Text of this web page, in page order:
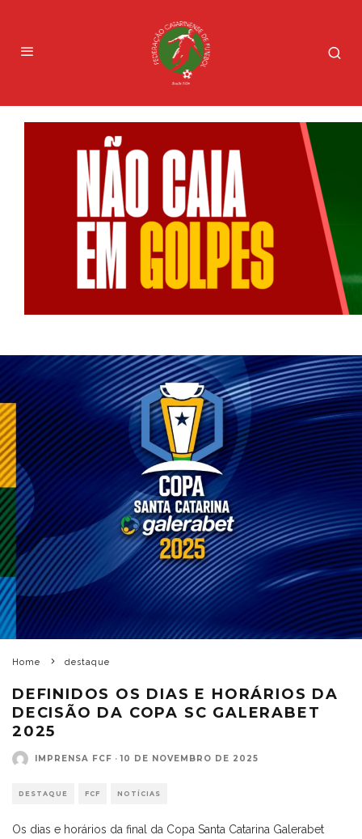
Home destaque
DEFINIDOS OS DIAS E HORÁRIOS DA
DECISÃO DA COPA SC GALERABET
2025
IMPRENSA FCF · 10 DE NOVEMBRO DE 2025
DESTAQUE FCF NOTÍCIAS
Os dias e horários da final da Copa Santa Catarina Galerabet